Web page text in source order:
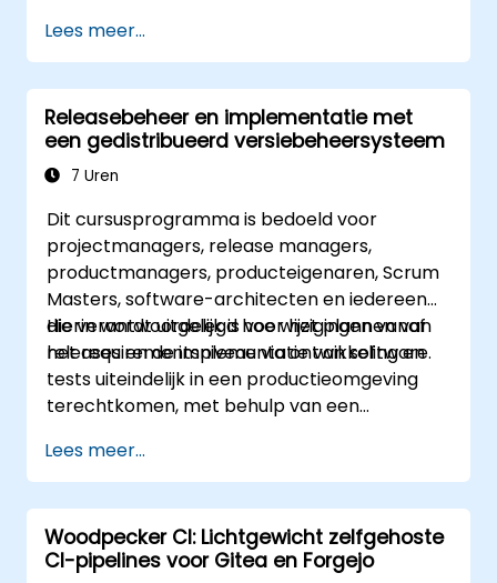
gecontaineriseerde cloudomgeving.
Lees meer...
Releasebeheer en implementatie met
een gedistribueerd versiebeheersysteem
7 Uren
Dit cursusprogramma is bedoeld voor
projectmanagers, release managers,
productmanagers, producteigenaren, Scrum
Masters, software-architecten en iedereen
die verantwoordelijk is voor het plannen van
releases en de implementatie van software.
Hierin wordt uitgelegd hoe wijzigingen vanaf
het requirementsniveau via ontwikkeling en
tests uiteindelijk in een productieomgeving
terechtkomen, met behulp van een
name GIT; ook gebruikers van andere
gedistribueerde SCM’s kunnen hier baat bij
hebben).
Lees meer...
Woodpecker CI: Lichtgewicht zelfgehoste
CI-pipelines voor Gitea en Forgejo